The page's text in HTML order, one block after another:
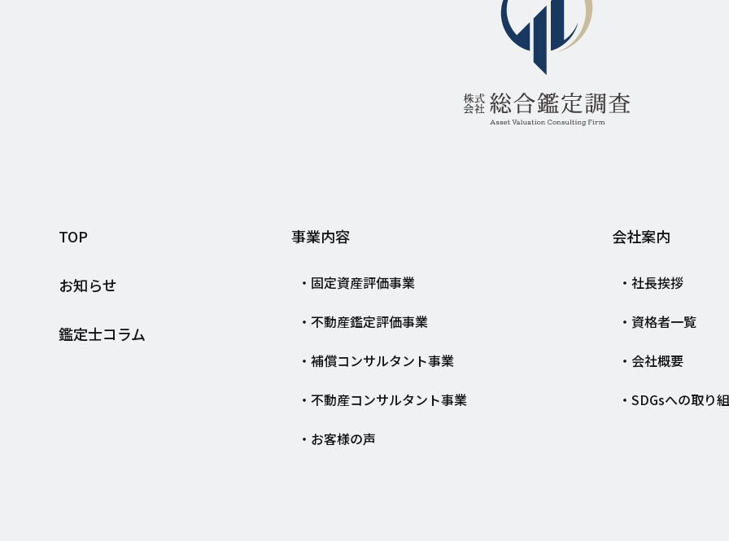
TOP
お知らせ
鑑定士コラム
事業内容
固定資産評価事業
不動産鑑定評価事業
補償コンサルタント事業
不動産コンサルタント事業
お客様の声
会社案内
社長挨拶
資格者一覧
会社概要
SDGsへの取り